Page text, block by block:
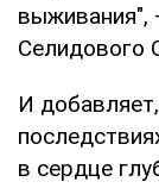
выживания",
Селидового
И
в сердце